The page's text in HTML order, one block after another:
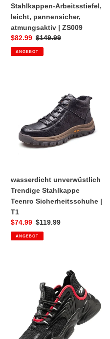
Stahlkappen-Arbeitsstiefel,
leicht, pannensicher,
atmungsaktiv | ZS009
Sonderpreis
$82.99 Normaler
Preis
$149.99
ANGEBOT
Sicherheitsschuhe
wasserdicht unverwüstlich
Trendige Stahlkappe
Teenro Sicherheitsschuhe |
T1
Sonderpreis
$74.99 Normaler
Preis
$119.99
ANGEBOT
ArbeitsstiefelFASHION
STIEFELZehenschnürung
JB783